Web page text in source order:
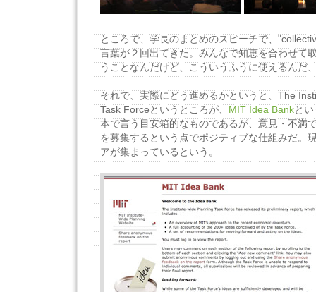
ところで、学長のまとめのスピーチで、
言葉が２回出てきた。みんなで知恵を合わせて
うことなんだけど、こういうふうに使えるんだ
それで、実際にどう進めるかというと、The
Task Forceというところが、 MIT Idea Bankと
本で言う目安箱的なものであるが、意見・不満
を募集するという点でポジティブな仕組みだ。
アが集まっているという。